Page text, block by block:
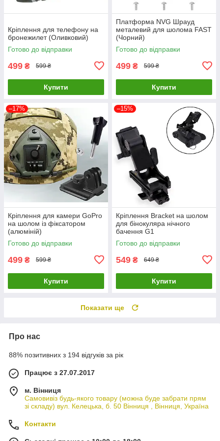
Кріплення для телефону на
бронежилет (Оливковий)
Готово до відправки
499 ₴ 599 ₴
Купити
Платформа NVG Шрауд
металевий для шолома FAST
(Чорний)
Готово до відправки
499 ₴ 599 ₴
Купити
–17%
Кріплення для камери GoPro
на шолом із фіксатором
(алюміній)
Готово до відправки
499 ₴ 599 ₴
Купити
–15%
Кріплення Bracket на шолом
для бінокуляра нічного
бачення G1
Готово до відправки
549 ₴ 649 ₴
Купити
Показати ще
Про нас
88% позитивних з 194 відгуків за рік
Працює з 27.07.2017
м. Вінниця
Самовивіз будь-якого товару (можна буде забрати прям
зі складу) вул. Келецька, б. 50 Вінниця , Вінниця, Україна
Контакти